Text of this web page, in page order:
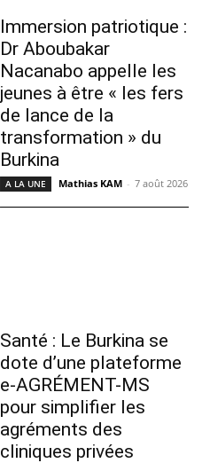
Immersion patriotique :
Dr Aboubakar
Nacanabo appelle les
jeunes à être « les fers
de lance de la
transformation » du
Burkina
A LA UNE Mathias KAM - 7 août 2026
Santé : Le Burkina se
dote d’une plateforme
e-AGRÉMENT-MS
pour simplifier les
agréments des
cliniques privées